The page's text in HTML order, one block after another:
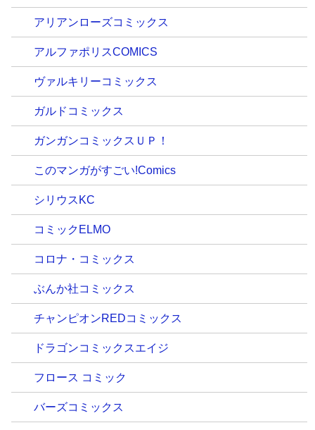
アリアンローズコミックス
アルファポリスCOMICS
ヴァルキリーコミックス
ガルドコミックス
ガンガンコミックスＵＰ！
このマンガがすごい!Comics
シリウスKC
コミックELMO
コロナ・コミックス
ぶんか社コミックス
チャンピオンREDコミックス
ドラゴンコミックスエイジ
フロース コミック
バーズコミックス